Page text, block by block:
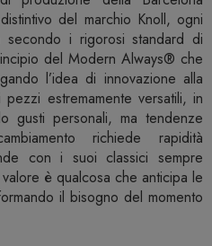
del marchio Knoll, ogni
secondo i rigorosi standard di
del Modern Always® che
l’idea di innovazione alla
estremamente versatili, in
gusti personali, ma tendenze
richiede rapidità
con i suoi classici sempre
è qualcosa che anticipa le
il bisogno del momento